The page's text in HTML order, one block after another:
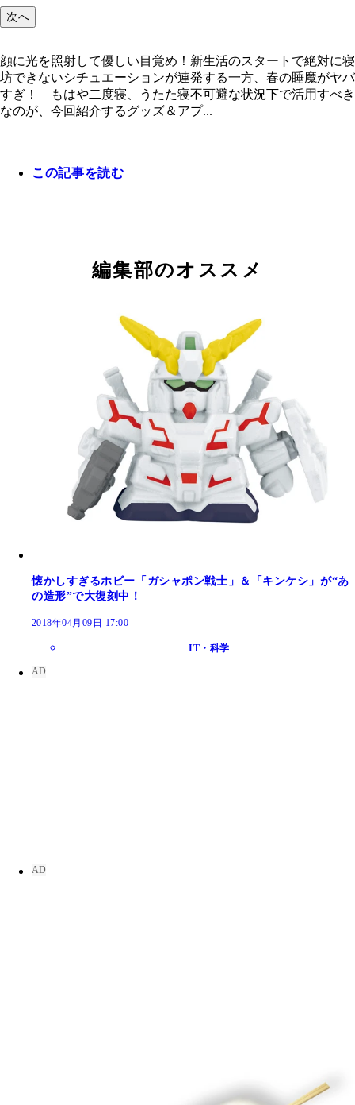
次へ
顔に光を照射して優しい目覚め！新生活のスタートで絶対に寝
坊できないシチュエーションが連発する一方、春の睡魔がヤバ
すぎ！ もはや二度寝、うたた寝不可避な状況下で活用すべき
なのが、今回紹介するグッズ＆アプ...
この記事を読む
編集部のオススメ
懐かしすぎるホビー「ガシャポン戦士」＆「キンケシ」が“あ
の造形”で大復刻中！
2018年04月09日 17:00
IT・科学